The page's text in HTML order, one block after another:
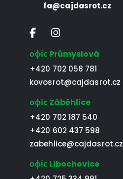
fa@cajdasrot.cz
офіс Průmyslová
+420 702 058 781
kovosrot@cajdasrot.cz
офіс Záběhlice
+420 702 187 540
+420 602 437 598
zabehlice@cajdasrot.cz
офіс Libochovice